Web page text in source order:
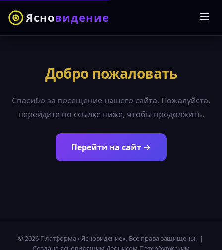
Ясновидение
Добро пожаловать
Спасибо за посещение нашего сайта. Пожалуйста,
перейдите по ссылке ниже, чтобы продолжить.
Перейти на сайт →
© 2026 Платформа «Ясновидение». Все права защищены. |
Создано ясновидящим Деонисом Петербуржским